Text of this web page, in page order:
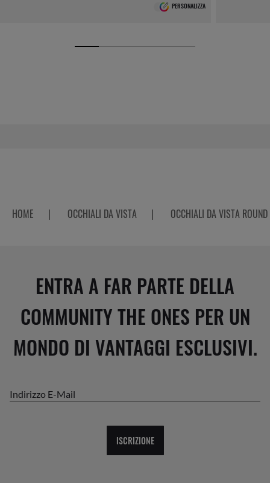
PERSONALIZZA
HOME | OCCHIALI DA VISTA | OCCHIALI DA VISTA ROUND
ENTRA A FAR PARTE DELLA
COMMUNITY THE ONES PER UN
MONDO DI VANTAGGI ESCLUSIVI.
Indirizzo E-Mail
ISCRIZIONE